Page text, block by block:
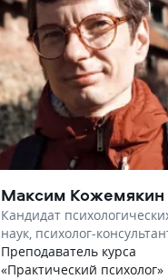
Максим Кожемякин
Кандидат
наук, психолог-
доцент в «Smart»
Преподаватель курса
«Практический психолог»